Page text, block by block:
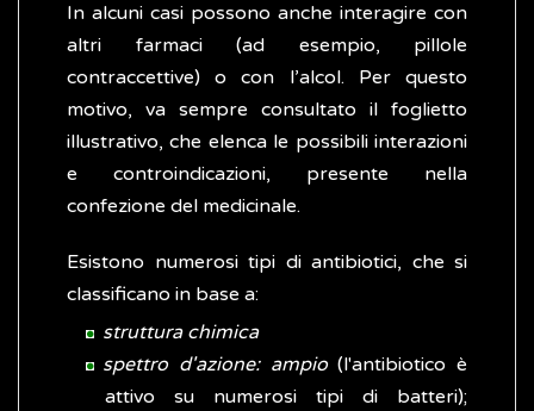
In alcuni casi possono anche interagire con
altri farmaci (ad esempio, pillole
contraccettive) o con l’alcol. Per questo
motivo, va sempre consultato il foglietto
illustrativo, che elenca le possibili interazioni
e controindicazioni, presente nella
confezione del medicinale.
Esistono numerosi tipi di antibiotici, che si
classificano in base a:
struttura chimica
spettro d'azione: ampio(l'antibiotico è
attivo su numerosi tipi di batteri);